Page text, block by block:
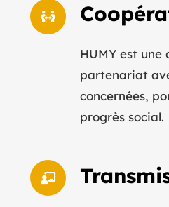
HUMY est
partenariat
concernées,
progrès social.